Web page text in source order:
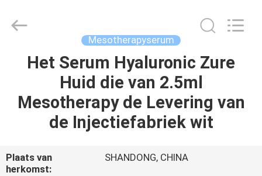
HUIS
PRODUCTEN
ONS
Trading
Mesotherapyserum
Het Serum Hyaluronic Zure
Huid die van 2.5ml
Mesotherapy de Levering van
de Injectiefabriek wit
Plaats van
herkomst:
SHANDONG, CHINA